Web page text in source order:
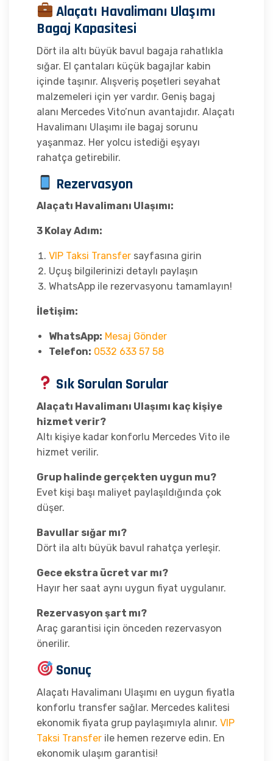
Alaçatı Havalimanı Ulaşımı
Bagaj Kapasitesi
Dört ila altı büyük bavul bagaja rahatlıkla
sığar. El çantaları küçük bagajlar kabin
içinde taşınır. Alışveriş poşetleri seyahat
malzemeleri için yer vardır. Geniş bagaj
alanı Mercedes Vito’nun avantajıdır. Alaçatı
Havalimanı Ulaşımı ile bagaj sorunu
yaşanmaz. Her yolcu istediği eşyayı
rahatça getirebilir.
Rezervasyon
Alaçatı Havalimanı Ulaşımı:
3 Kolay Adım:
VIP Taksi Transfer sayfasına girin
Uçuş bilgilerinizi detaylı paylaşın
WhatsApp ile rezervasyonu tamamlayın!
İletişim:
WhatsApp: Mesaj Gönder
Telefon: 0532 633 57 58
Sık Sorulan Sorular
Alaçatı Havalimanı Ulaşımı kaç kişiye
hizmet verir?
Altı kişiye kadar konforlu Mercedes Vito ile
hizmet verilir.
Grup halinde gerçekten uygun mu?
Evet kişi başı maliyet paylaşıldığında çok
düşer.
Bavullar sığar mı?
Dört ila altı büyük bavul rahatça yerleşir.
Gece ekstra ücret var mı?
Hayır her saat aynı uygun fiyat uygulanır.
Rezervasyon şart mı?
Araç garantisi için önceden rezervasyon
önerilir.
Sonuç
Alaçatı Havalimanı Ulaşımı en uygun fiyatla
konforlu transfer sağlar. Mercedes kalitesi
ekonomik fiyata grup paylaşımıyla alınır. VIP
Taksi Transfer ile hemen rezerve edin. En
ekonomik ulaşım garantisi!